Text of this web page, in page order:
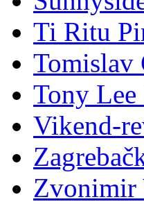
Ti Ritu
Tomislav
Tony
Vikend-
Zvonimir